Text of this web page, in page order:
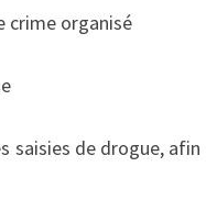
crime organisé
saisies de drogue,